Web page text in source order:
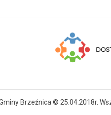
Brzeźnica © 25.04.2018r.